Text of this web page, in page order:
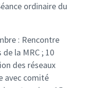
ordinaire du
: Rencontre
la MRC ; 10
des réseaux
avec comité